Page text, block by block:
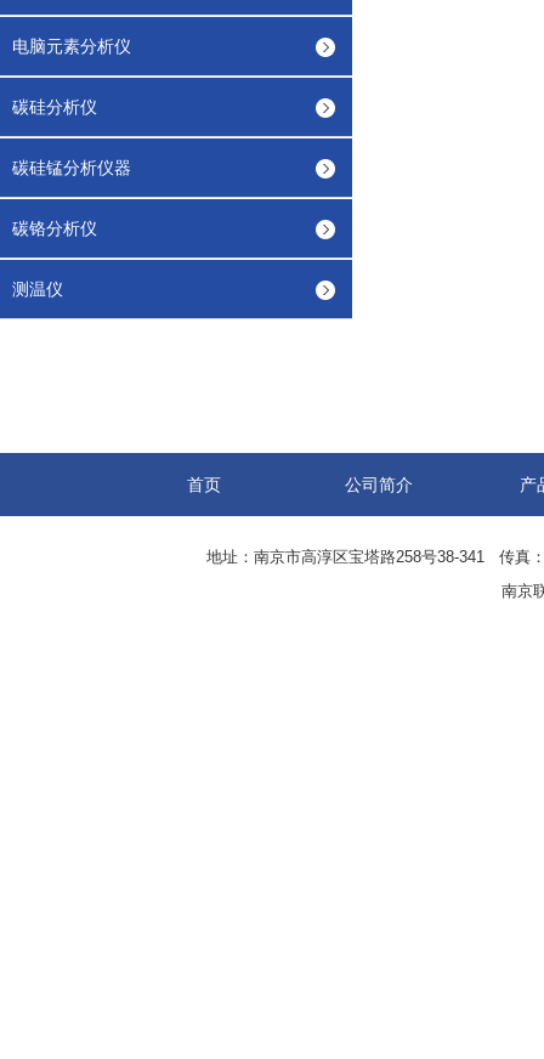
电脑元素分析仪
碳硅分析仪
碳硅锰分析仪器
碳铬分析仪
测温仪
首页 公司简介 产
地址：南京市高淳区宝塔路258号38-341 传真
南京